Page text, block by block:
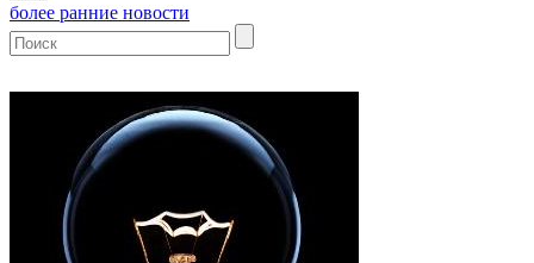
более ранние новости